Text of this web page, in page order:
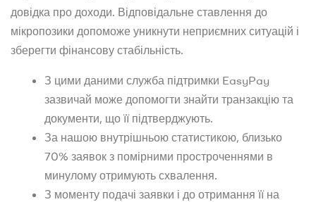
довідка про доходи. Відповідальне ставлення до
мікропозики допоможе уникнути неприємних ситуацій і
зберегти фінансову стабільність.
З цими даними служба підтримки EasyPay
зазвичай може допомогти знайти транзакцію та
документи, що її підтверджують.
За нашою внутрішньою статистикою, близько
70% заявок з помірними простроченнями в
минулому отримують схвалення.
З моменту подачі заявки і до отримання її на